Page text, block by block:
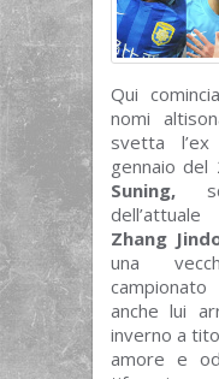
Qui
nomi
svetta
gennaio
Suning,
dell’attuale
Zhang
una
anche lui
inverno a
amore e